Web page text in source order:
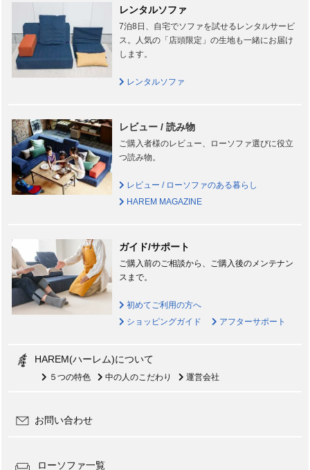
レンタルソファ
7泊8日、自宅でソファを試せるレンタルサービ
ス。人気の「店頭限定」の生地も一緒にお届け
します。
レンタルソファ
レビュー / 読み物
ご購入者様のレビュー、ローソファ選びに役立
つ読み物。
レビュー / ローソファのある暮らし
HAREM MAGAZINE
ガイド/サポート
ご購入前のご相談から、ご購入後のメンテナン
スまで。
初めてご利用の方へ
ショッピングガイド
アフターサポート
HAREM(ハーレム)について
５つの特色 中の人のこだわり 運営会社
お問い合わせ
ローソファ一覧